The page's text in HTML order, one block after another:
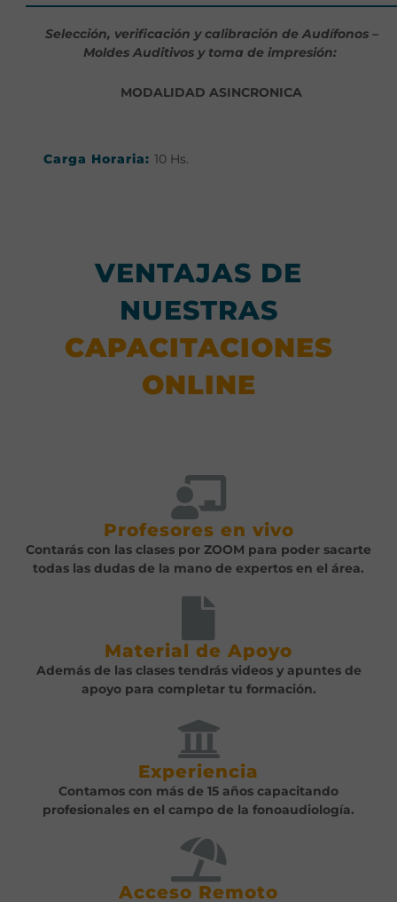
Selección, verificación y calibración de Audífonos –
Moldes Auditivos y toma de impresión:
MODALIDAD ASINCRONICA
Carga Horaria: 10 Hs.
VENTAJAS DE
NUESTRAS
CAPACITACIONES
ONLINE
Profesores en vivo
Contarás con las clases por ZOOM para poder sacarte
todas las dudas de la mano de expertos en el área.
Material de Apoyo
Además de las clases tendrás videos y apuntes de
apoyo para completar tu formación.
Experiencia
Contamos con más de 15 años capacitando
profesionales en el campo de la fonoaudiología.
Acceso Remoto